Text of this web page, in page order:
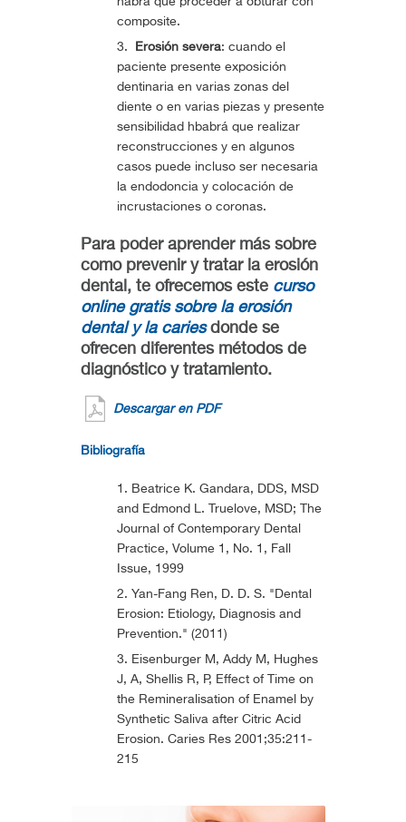
composite.
Erosión severa: cuando el
paciente presente exposición
dentinaria en varias zonas del
diente o en varias piezas y presente
sensibilidad hbabrá que realizar
reconstrucciones y en algunos
casos puede incluso ser necesaria
la endodoncia y colocación de
incrustaciones o coronas.
Para poder aprender más sobre
como prevenir y tratar la erosión
dental, te ofrecemos este curso
online gratis sobre la erosión
dental y la cariesdonde se
ofrecen diferentes métodos de
diagnóstico y tratamiento.
Descargar en PDF
Bibliografía
Beatrice K. Gandara, DDS, MSD
and Edmond L. Truelove, MSD; The
Journal of Contemporary Dental
Practice, Volume 1, No. 1, Fall
Issue, 1999
Yan-Fang Ren, D. D. S. "Dental
Erosion: Etiology, Diagnosis and
Prevention." (2011)
Eisenburger M, Addy M, Hughes
J, A, Shellis R, P, Effect of Time on
the Remineralisation of Enamel by
Synthetic Saliva after Citric Acid
Erosion. Caries Res 2001;35:211-
215